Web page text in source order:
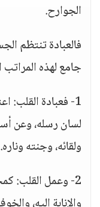
الجوارح.
فالعبادة تنتظم
جامع لهذه المراتب
1- فعبادة القلب:
لسان رسله، وعن
ولقائه، وجنته وناره.
2- وعمل القلب: